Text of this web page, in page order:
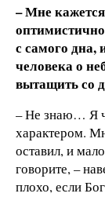
– Мне
с самого дна,
человека о
вытащить со
– Не знаю… Я
характером.
оставил, и
говорите, –
плохо, если